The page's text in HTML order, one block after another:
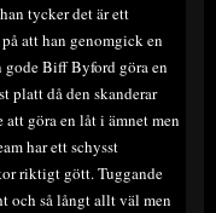
tycker det är ett
att han genomgick en
Biff Byford göra en
platt då den skanderar
att göra en låt i ämnet men
har ett schysst
riktigt gött. Tuggande
och så långt allt väl men